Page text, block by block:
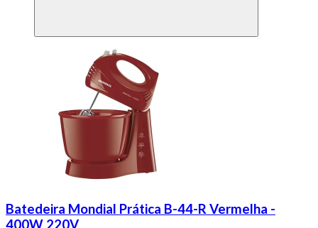
Batedeira Mondial Prática B-44-R Vermelha -
400W 220V